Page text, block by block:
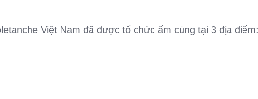
Việt Nam đã được tổ chức ấm cúng tại 3 địa điểm: